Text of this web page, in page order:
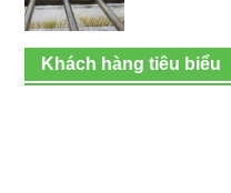
Khách hàng tiêu biểu